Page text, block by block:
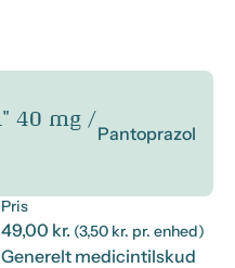
Pantoprazol
Pris
49,00 kr. (3,50 kr. pr. enhed)
Generelt medicintilskud